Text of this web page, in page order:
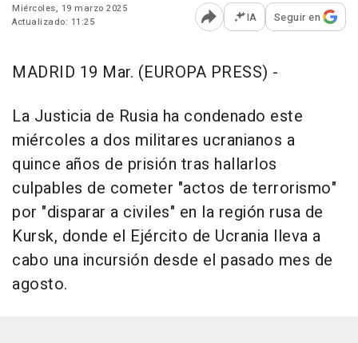
Miércoles, 19 marzo 2025
Actualizado: 11:25
Abrir opciones para
IA Seguir en
MADRID 19 Mar. (EUROPA PRESS) -
La Justicia de Rusia ha condenado este
miércoles a dos militares ucranianos a
quince años de prisión tras hallarlos
culpables de cometer "actos de terrorismo"
por "disparar a civiles" en la región rusa de
Kursk, donde el Ejército de Ucrania lleva a
cabo una incursión desde el pasado mes de
agosto.